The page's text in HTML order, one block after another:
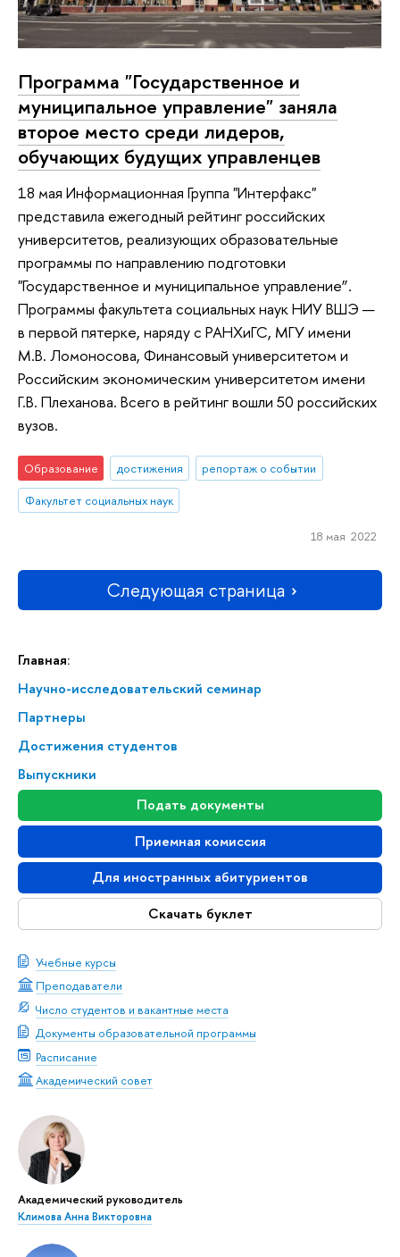
Главная:
Научно-исследовательский семинар
Партнеры
Достижения студентов
Выпускники
Подать документы
Приемная комиссия
Для иностранных абитуриентов
Скачать буклет
Учебные курсы
Преподаватели
Число студентов и вакантные места
Документы образовательной программы
Расписание
Академический совет
Академический руководитель
Климова Анна Викторовна
Программа "Государственное и
муниципальное управление" заняла
второе место среди лидеров,
обучающих будущих управленцев
18 мая Информационная Группа "Интерфакс"
представила ежегодный рейтинг российских
университетов, реализующих образовательные
программы по направлению подготовки
"Государственное и муниципальное управление”.
Программы факультета социальных наук НИУ ВШЭ —
в первой пятерке, наряду с РАНХиГС, МГУ имени
М.В. Ломоносова, Финансовый университетом и
Российским экономическим университетом имени
Г.В. Плеханова. Всего в рейтинг вошли 50 российских
вузов.
Образование достижения
репортаж о событии
Факультет социальных наук
18 мая 2022
Следующая страница